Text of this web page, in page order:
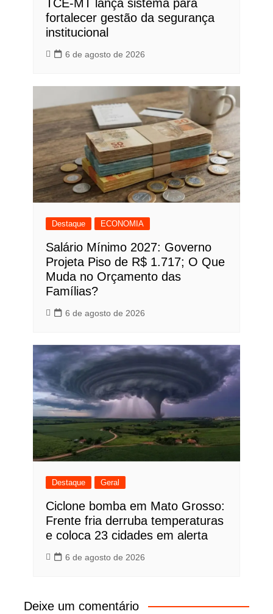
TCE-MT lança sistema para
fortalecer gestão da segurança
institucional
6 de agosto de 2026
Destaque ECONOMIA
Salário Mínimo 2027: Governo
Projeta Piso de R$ 1.717; O Que
Muda no Orçamento das
Famílias?
6 de agosto de 2026
Destaque Geral
Ciclone bomba em Mato Grosso:
Frente fria derruba temperaturas
e coloca 23 cidades em alerta
6 de agosto de 2026
Deixe um comentário